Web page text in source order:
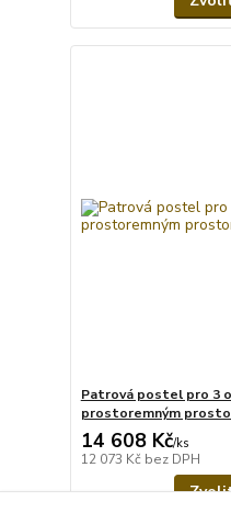
Patrová postel pro 3
prostoremným
14 608 Kč/ks
12 073 Kč bez DPH